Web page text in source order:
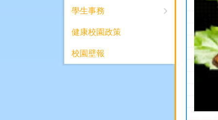
學生事務
健康校園政策
校園壁報